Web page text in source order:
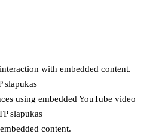
with embedded content.
slapukas
using embedded YouTube video
slapukas
content.